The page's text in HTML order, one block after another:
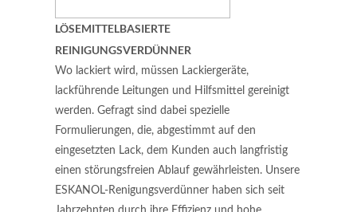
LÖSEMITTELBASIERTE
REINIGUNGSVERDÜNNER
Wo lackiert wird, müssen Lackiergeräte,
lackführende Leitungen und Hilfsmittel gereinigt
werden. Gefragt sind dabei spezielle
Formulierungen, die, abgestimmt auf den
eingesetzten Lack, dem Kunden auch langfristig
einen störungsfreien Ablauf gewährleisten. Unsere
ESKANOL-Renigungsverdünner haben sich seit